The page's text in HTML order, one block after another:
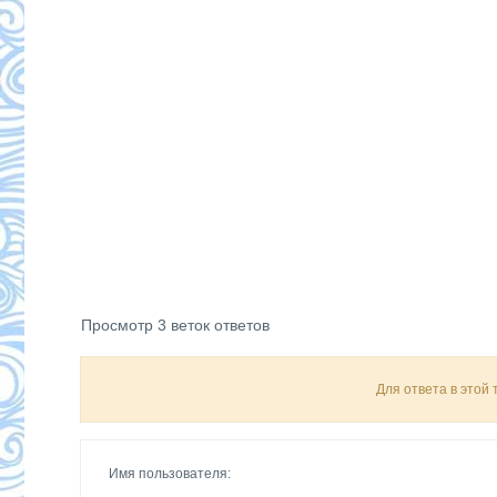
Просмотр 3 веток ответов
Для ответа в этой
Имя пользователя: